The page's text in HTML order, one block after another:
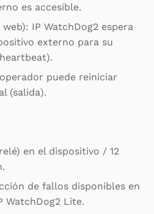
es accesible.
IP WatchDog2 espera
externo para su
puede reiniciar
(salida).
en el dispositivo / 12
de fallos disponibles en
WatchDog2 Lite.